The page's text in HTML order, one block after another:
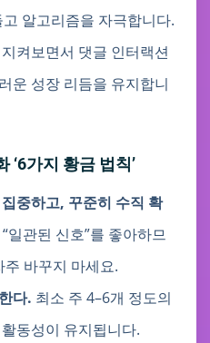
알고리즘을 자극합니다.
켜보면서 댓글 인터랙션
운 성장 리듬을 유지합니
‘6가지 황금 법칙’
중하고, 꾸준히 수직 확
일관된 신호”를 좋아하므
바꾸지 마세요.
다. 최소 주 4–6개 정도의
동성이 유지됩니다.